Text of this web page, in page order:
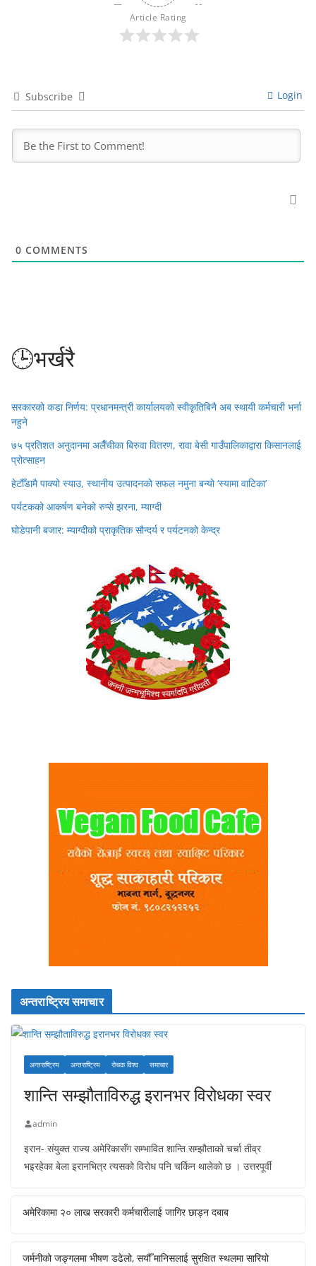
Article Rating
Subscribe Login
0 COMMENTS
🕒भर्खरै
सरकारको कडा निर्णय: प्रधानमन्त्री कार्यालयको स्वीकृतिबिनै अब स्थायी कर्मचारी भर्ना
नहुने
७५ प्रतिशत अनुदानमा अलैँचीका बिरुवा वितरण, रावा बेसी गाउँपालिकाद्वारा किसानलाई
प्रोत्साहन
हेटौँडामै पाक्यो स्याउ, स्थानीय उत्पादनको सफल नमुना बन्यो ‘स्यामा वाटिका’
पर्यटकको आकर्षण बनेको रुप्से झरना, म्याग्दी
घोडेपानी बजार: म्याग्दीको प्राकृतिक सौन्दर्य र पर्यटनको केन्द्र
अन्तराष्ट्रिय समाचार
अन्तराष्ट्रिय अन्तराष्ट्रिय रोचक विश्व समाचार
शान्ति सम्झौताविरुद्ध इरानभर विरोधका स्वर
admin
इरान- संयुक्त राज्य अमेरिकासँग सम्भावित शान्ति सम्झौताको चर्चा तीव्र
भइरहेका बेला इरानभित्र त्यसको विरोध पनि चर्किन थालेको छ । उत्तरपूर्वी
अमेरिकामा २० लाख सरकारी कर्मचारीलाई जागिर छाड्न दबाब
जर्मनीको जङ्गलमा भीषण डढेलो, सयौँ मानिसलाई सुरक्षित स्थलमा सारियो